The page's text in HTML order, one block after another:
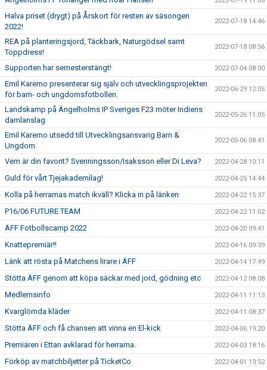
Halva priset (drygt) på Årskort för resten av säsongen
2022!
2022-07-18 14:46
REA på planteringsjord, Täckbark, Naturgödsel samt
Toppdress!
2022-07-18 08:56
Supporten har semesterstängt! 2022-07-04 08:00
Emil Karemo presenterar sig själv och utvecklingsprojekten
för barn- och ungdomsfotbollen.
2022-06-29 12:05
Landskamp på Ängelholms IP Sveriges F23 möter Indiens
damlanslag
2022-05-26 11:05
Emil Karemo utsedd till Utvecklingsansvarig Barn &
Ungdom
2022-05-06 08:41
Vem är din favorit? Svenningsson/Isaksson eller Di Leva? 2022-04-28 10:11
Guld för vårt Tjejakademilag! 2022-04-25 14:44
Kolla på herrarnas match ikväll? Klicka in på länken 2022-04-22 15:37
P16/06 FUTURE TEAM 2022-04-22 11:02
ÄFF Fotbollscamp 2022 2022-04-20 09:41
Knattepremiär!! 2022-04-16 09:39
Länk att rösta på Matchens lirare i ÄFF 2022-04-14 17:49
Stötta ÄFF genom att köpa säckar med jord, gödning etc 2022-04-12 08:08
Medlemsinfo 2022-04-11 11:13
Kvarglömda kläder 2022-04-11 08:37
Stötta ÄFF och få chansen att vinna en El-kick 2022-04-06 19:20
Premiären i Ettan avklarad för herrarna. 2022-04-03 18:16
Förköp av matchbiljetter på TicketCo 2022-04-01 13:52